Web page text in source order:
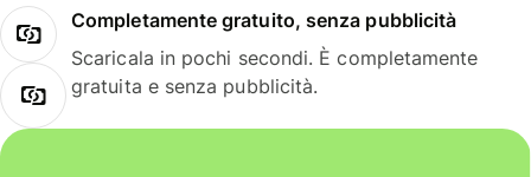
Completamente gratuito, senza pubblicità
Scaricala in pochi secondi. È completamente
gratuita e senza pubblicità.